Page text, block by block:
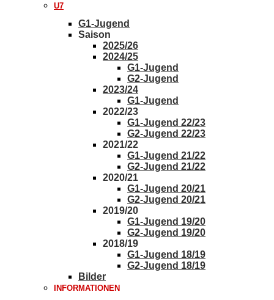
U7
G1-Jugend
Saison
2025/26
2024/25
G1-Jugend
G2-Jugend
2023/24
G1-Jugend
2022/23
G1-Jugend 22/23
G2-Jugend 22/23
2021/22
G1-Jugend 21/22
G2-Jugend 21/22
2020/21
G1-Jugend 20/21
G2-Jugend 20/21
2019/20
G1-Jugend 19/20
G2-Jugend 19/20
2018/19
G1-Jugend 18/19
G2-Jugend 18/19
Bilder
INFORMATIONEN